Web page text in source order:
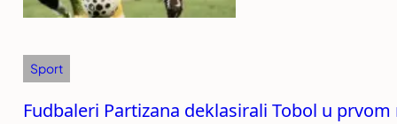
Sport
Fudbaleri Partizana deklasirali Tobol u